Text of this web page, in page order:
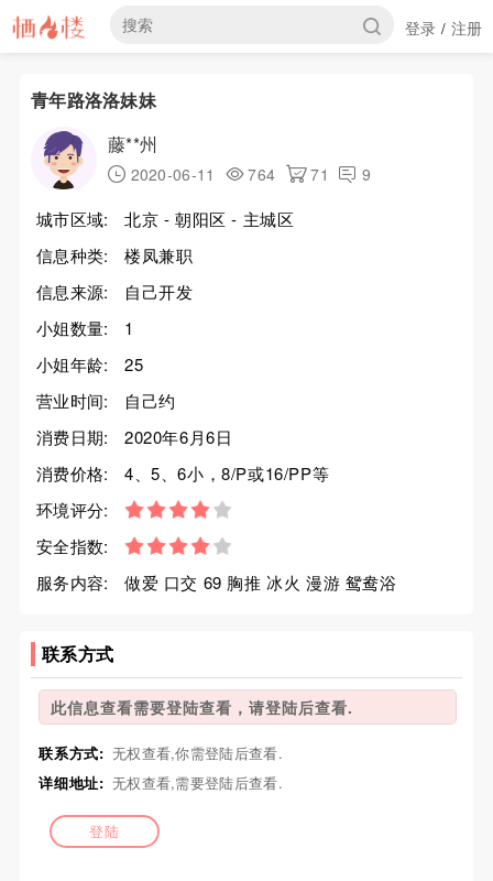
登录 / 注册
青年路洛洛妹妹
藤**州
2020-06-11 764 71 9
城市区域:
北京 - 朝阳区 - 主城区
信息种类:
楼凤兼职
信息来源:
自己开发
小姐数量:
1
小姐年龄:
25
营业时间:
自己约
消费日期:
2020年6月6日
消费价格:
4、5、6小，8/P或16/PP等
环境评分:
安全指数:
服务内容:
做爱 口交 69 胸推 冰火 漫游 鸳鸯浴
联系方式
此信息查看需要登陆查看，请登陆后查看.
联系方式: 无权查看,你需登陆后查看.
详细地址: 无权查看,需要登陆后查看.
登陆